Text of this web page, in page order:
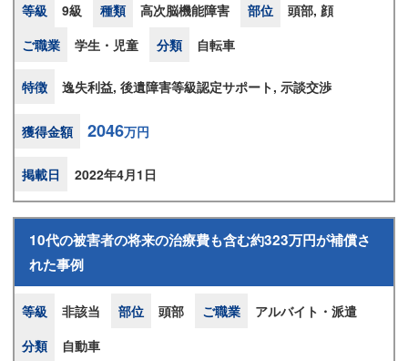
等級 9級 種類 高次脳機能障害 部位
頭部, 顔
ご職業
学生・児童 分類 自転車
特徴 逸失利益, 後遺障害等級認定サポート, 示談交渉
獲得金額 2046万円
掲載日 2022年4月1日
10代の被害者の将来の治療費も含む約323万円が補償さ
れた事例
等級 非該当 部位 頭部 ご職業
アルバイト・派遣
分類
自動車